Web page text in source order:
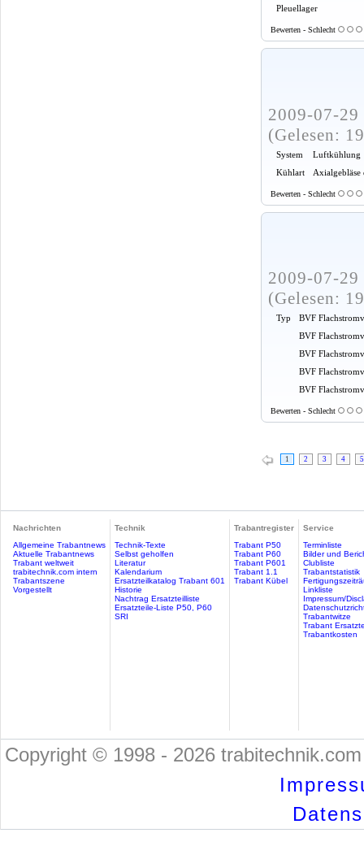
Pleuellager
Bewerten - Schlecht
2009-07-
(Gelesen:
System
Luftkühlung
Kühlart
Bewerten - Schlecht
2009-07-
(Gelesen:
Typ
BVF
BVF
BVF
BVF
BVF
Bewerten - Schlecht
1 2 3 4 5
Nachrichten
Allgemeine Trabantnews
Aktuelle Trabantnews
Trabant weltweit
trabitechnik.com intern
Trabantszene
Vorgestellt
Technik
Technik-Texte
Selbst geholfen
Literatur
Kalendarium
Ersatzteilkatalog Trabant 601
Historie
Nachtrag Ersatzteilliste
Ersatzteile-Liste P50, P60
SRI
Trabantregister
Trabant P50
Trabant P60
Trabant P601
Trabant 1.1
Trabant Kübel
Service
Terminliste
Bilder und
Clubliste
Trabantstatistik
Linkliste
Impressum/
Trabantwitze
Trabant
Trabantkosten
Copyright © 1998 - 2026